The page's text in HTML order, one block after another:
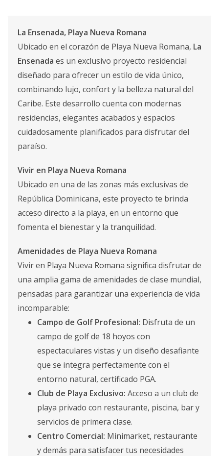
La Ensenada, Playa Nueva Romana
Ubicado en el corazón de Playa Nueva Romana, La
Ensenada es un exclusivo proyecto residencial
diseñado para ofrecer un estilo de vida único,
combinando lujo, confort y la belleza natural del
Caribe. Este desarrollo cuenta con modernas
residencias, elegantes acabados y espacios
cuidadosamente planificados para disfrutar del
paraíso.
Vivir en Playa Nueva Romana
Ubicado en una de las zonas más exclusivas de
República Dominicana, este proyecto te brinda
acceso directo a la playa, en un entorno que
fomenta el bienestar y la tranquilidad.
Amenidades de Playa Nueva Romana
Vivir en Playa Nueva Romana significa disfrutar de
una amplia gama de amenidades de clase mundial,
pensadas para garantizar una experiencia de vida
incomparable:
Campo de Golf Profesional: Disfruta de un
campo de golf de 18 hoyos con
espectaculares vistas y un diseño desafiante
que se integra perfectamente con el
entorno natural, certificado PGA.
Club de Playa Exclusivo: Acceso a un club de
playa privado con restaurante, piscina, bar y
servicios de primera clase.
Centro Comercial: Minimarket, restaurante
y demás para satisfacer tus necesidades